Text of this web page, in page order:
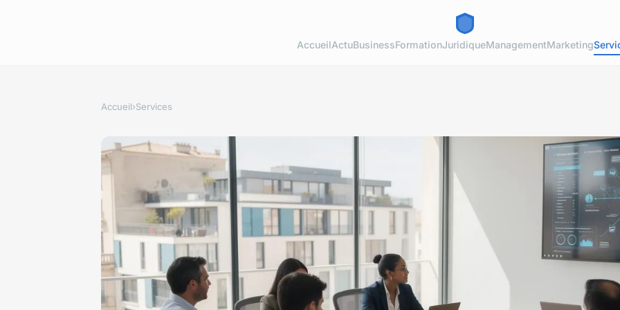
AccueilActuBusinessFormationJuridiqueManagementMarketing
Accueil›Services